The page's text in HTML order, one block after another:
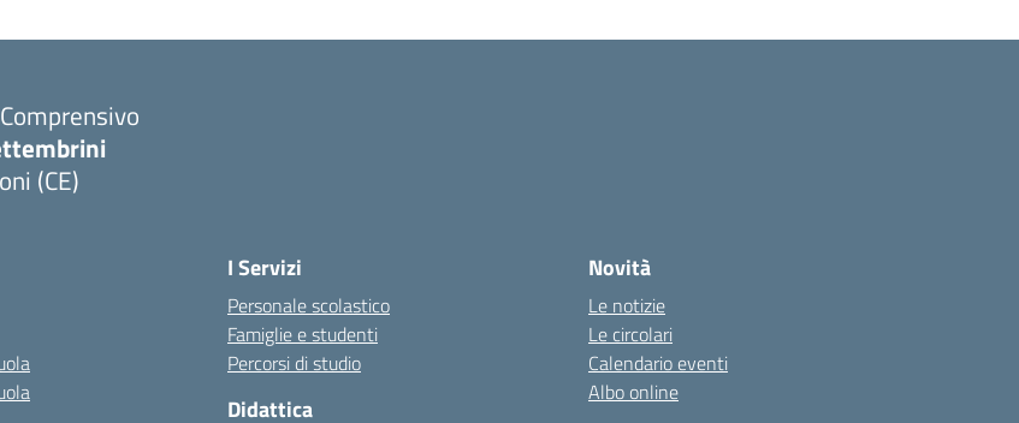
(CE)
I Servizi
Personale scolastico
Famiglie e studenti
Percorsi di studio
Didattica
Novità
Le notizie
Le circolari
Calendario eventi
Albo online